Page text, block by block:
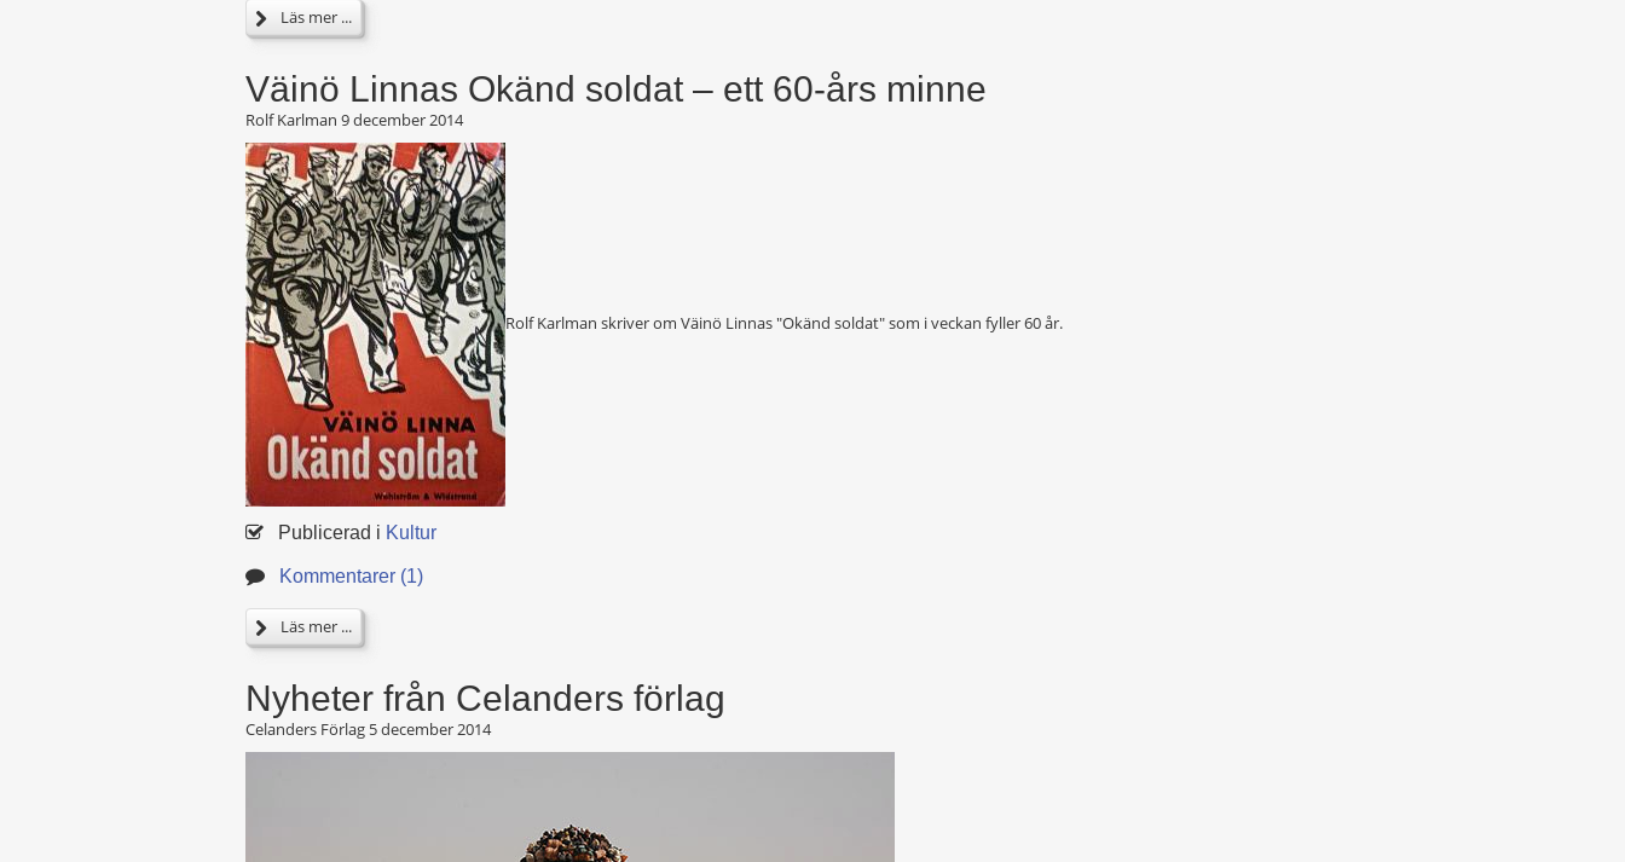
Läs mer ...
Väinö Linnas Okänd soldat – ett 60-års minne
Rolf Karlman 9 december 2014
Rolf Karlman skriver om Väinö Linnas "Okänd soldat" som i veckan fyller 60 år.
Publicerad i Kultur
Kommentarer (1)
Läs mer ...
Nyheter från Celanders förlag
Celanders Förlag 5 december 2014